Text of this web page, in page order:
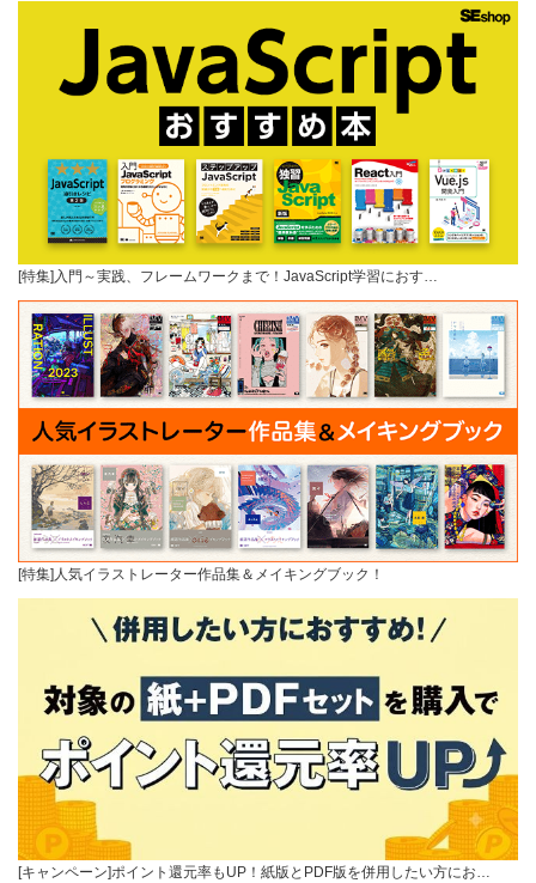
[特集]入門～実践、フレームワークまで！JavaScript学習におす…
[特集]人気イラストレーター作品集＆メイキングブック！
[キャンペーン]ポイント還元率もUP！紙版とPDF版を併用したい方にお…